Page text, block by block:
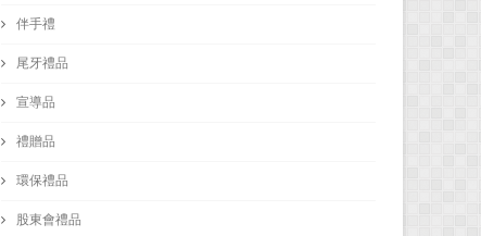
伴手禮
尾牙禮品
宣導品
禮贈品
環保禮品
股東會禮品